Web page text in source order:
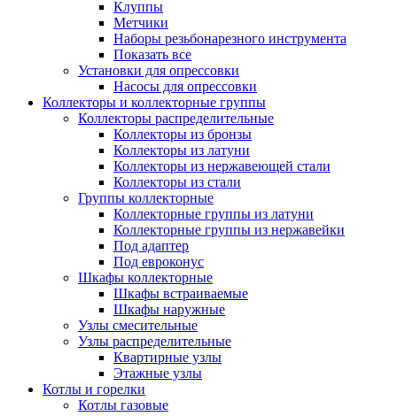
Клуппы
Метчики
Наборы резьбонарезного инструмента
Показать все
Установки для опрессовки
Насосы для опрессовки
Коллекторы и коллекторные группы
Коллекторы распределительные
Коллекторы из бронзы
Коллекторы из латуни
Коллекторы из нержавеющей стали
Коллекторы из стали
Группы коллекторные
Коллекторные группы из латуни
Коллекторные группы из нержавейки
Под адаптер
Под евроконус
Шкафы коллекторные
Шкафы встраиваемые
Шкафы наружные
Узлы смесительные
Узлы распределительные
Квартирные узлы
Этажные узлы
Котлы и горелки
Котлы газовые